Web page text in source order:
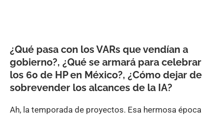
¿Qué pasa con los VARs que vendían a
gobierno?, ¿Qué se armará para celebrar
los 60 de HP en México?, ¿Cómo dejar de
sobrevender los alcances de la IA?
Ah, la temporada de proyectos. Esa hermosa época